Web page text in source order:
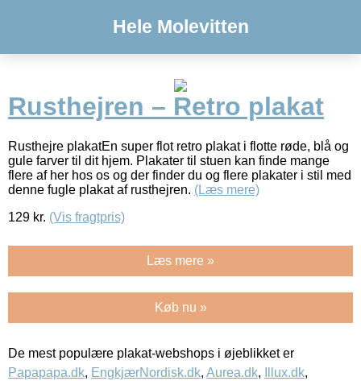
Hele Molevitten
Rusthejren – Retro plakat
Rusthejre plakatEn super flot retro plakat i flotte røde, blå og
gule farver til dit hjem. Plakater til stuen kan finde mange
flere af her hos os og der finder du og flere plakater i stil med
denne fugle plakat af rusthejren. (Læs mere)
129 kr. (Vis fragtpris)
Læs mere »
Køb nu »
De mest populære plakat-webshops i øjeblikket er
Papapapa.dk, EngkjærNordisk.dk, Aurea.dk, Illux.dk,